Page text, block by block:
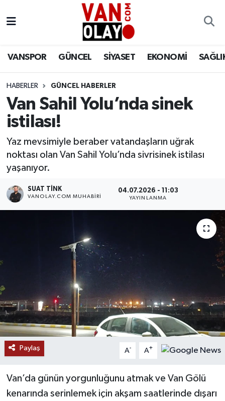
VANSPOR GÜNCEL SİYASET EKONOMİ
HABERLER GÜNCEL HABERLER
Van Sahil Yolu’nda sinek
istilası!
Yaz mevsimiyle beraber vatandaşların uğrak
noktası olan Van Sahil Yolu’nda sivrisinek istilası
yaşanıyor.
SUAT TINK
VANOLAY.COM MUHABIRI
04.07.2026 - 11:03
YAYINLANMA
Paylaş A- A+
Van’da günün yorgunluğunu atmak ve Van Gölü
kenarında serinlemek için akşam saatlerinde dışarı
Siyaset
Ekonomi
Sağlık
Eğitim
Bilim & Teknoloji
RESMİ İLANLAR
Van Nöbetçi Eczaneler
Van Namaz Vakitleri
Van Trafik Yoğunluk Haritası
Süper Lig Puan Durumu ve Fikstür
Tüm Manşetler
Son Dakika Haberleri